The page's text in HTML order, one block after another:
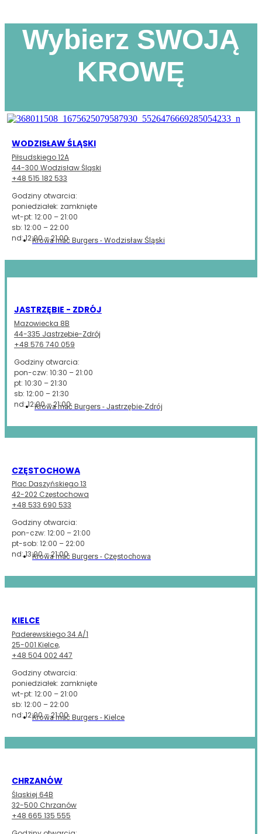
Wybierz SWOJĄ
KROWĘ
WODZISŁAW ŚLĄSKI
Piłsudskiego 12A
44-300 Wodzisław Śląski
+48 515 182 533
Godziny otwarcia:
poniedziałek: zamknięte
wt-pt: 12:00 – 21:00
sb: 12:00 – 22:00
nd: 12:00 – 21:00
Krowa mać Burgers - Wodzisław Śląski
JASTRZĘBIE - ZDRÓJ
Mazowiecka 8B
44-335 Jastrzębie-Zdrój
+48 576 740 059
Godziny otwarcia:
pon-czw: 10:30 – 21:00
pt: 10:30 – 21:30
sb: 12:00 – 21:30
nd: 12:00 – 21:00
Krowa mać Burgers - Jastrzębie-Zdrój
CZĘSTOCHOWA
Plac Daszyńskiego 13
42-202 Częstochowa
+48 533 690 533
Godziny otwarcia:
pon-czw: 12:00 – 21:00
pt-sob: 12:00 – 22:00
nd: 13:00 – 21:00
Krowa mać Burgers - Częstochowa
KIELCE
Paderewskiego 34 A/1
25-001 Kielce,
+48 504 002 447
Godziny otwarcia:
poniedziałek: zamknięte
wt-pt: 12:00 – 21:00
sb: 12:00 – 22:00
nd: 12:00 – 21:00
Krowa mać Burgers - Kielce
CHRZANÓW
Śląskiej 64B
32-500 Chrzanów
+48 665 135 555